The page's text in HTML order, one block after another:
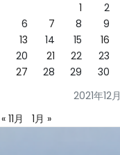
2021年12月
1
2
6
7 8 9
13
14 15 16
20
21 22 23
27
28 29 30
« 11月 1月 »